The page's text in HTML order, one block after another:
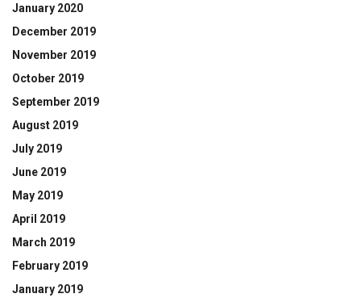
January 2020
December 2019
November 2019
October 2019
September 2019
August 2019
July 2019
June 2019
May 2019
April 2019
March 2019
February 2019
January 2019